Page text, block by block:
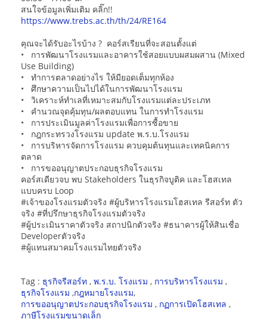
สนใจข้อมูลเพิ่มเติม คลิ๊ก!!
https://www.trebs.ac.th/th/24/RE164
คุณจะได้รับอะไรบ้าง ? คอร์สเรียนที่จะสอนตั้งแต่
• การพัฒนาโรงแรมและอาคารใช้สอยแบบผสมผสาน (Mixed
Use Building)
• ทำการตลาดอย่างไร ให้มียอดเต็มทุกห้อง
• ศึกษาความเป็นไปได้ในการพัฒนาโรงแรม
• วิเคราะห์ทำเลที่เหมาะสมกับโรงแรมแต่ละประเภท
• คำนวณจุดคุ้มทุน/ผลตอบแทน ในการทำโรงแรม
• การประเมินมูลค่าโรงแรมเพื่อการซื้อขาย
• กฎกระทรวงโรงแรม update พ.ร.บ.โรงแรม
• การบริหารจัดการโรงแรม ควบคุมต้นทุนและเทคนิคการ
ตลาด
• การขออนุญาตประกอบธุรกิจโรงแรม
คอร์สเดียวจบ พบ Stakeholders ในธุรกิจบูติค และโฮสเทล
แบบครบ Loop
#เจ้าของโรงแรมตัวจริง #ผู้บริหารโรงแรมโฮสเทล รีสอร์ท ตัว
จริง #ที่ปรึกษาธุรกิจโรงแรมตัวจริง
#ผู้ประเมินราคาตัวจริง สถาปนิกตัวจริง #ธนาคารผู้ให้สินเชื่อ
Developerตัวจริง
#ผู้แทนสมาคมโรงแรมไทยตัวจริง
Tag : ธุรกิจรีสอร์ท , พ.ร.บ. โรงแรม , การบริหารโรงแรม ,
ธุรกิจโรงแรม ,กฎหมายโรงแรม,
การขออนุญาตประกอบธุรกิจโรงแรม , กฏการเปิดโฮสเทล ,
ภาษีโรงแรมขนาดเล็ก